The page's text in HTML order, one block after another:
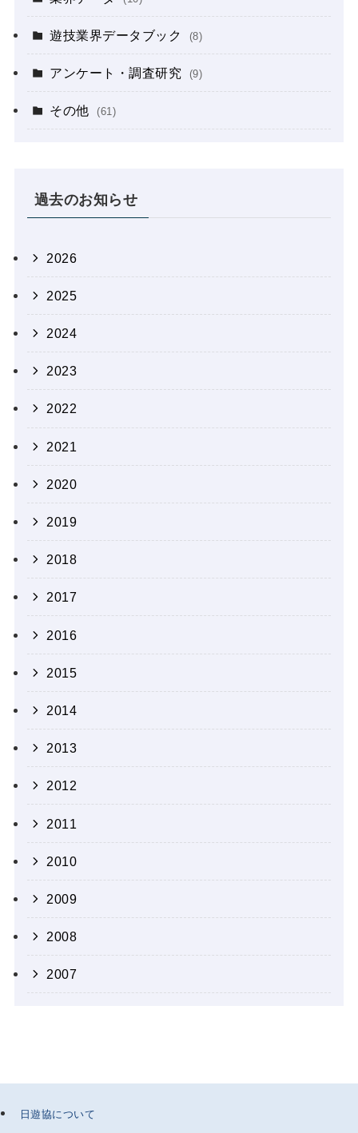
遊技業界データブック (8)
アンケート・調査研究 (9)
その他 (61)
過去のお知らせ
2026
2025
2024
2023
2022
2021
2020
2019
2018
2017
2016
2015
2014
2013
2012
2011
2010
2009
2008
2007
日遊協について